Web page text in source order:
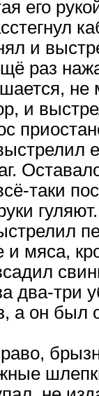
его
и
раз
и
таки
и мяса,
два-три
он был